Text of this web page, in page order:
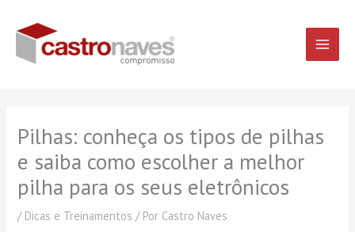
conteúdo
Pilhas: conheça os tipos de pilhas
e saiba como escolher a melhor
pilha para os seus eletrônicos
/ Dicas e Treinamentos / Por Castro Naves